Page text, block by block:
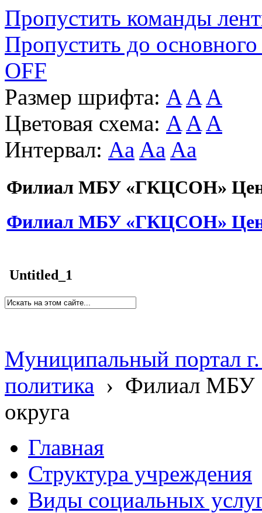
Пропустить команды
Пропустить до основного
OFF
Размер шрифта: A A A
Цветовая схема: A A A
Интервал: Aa Aa Aa
Филиал МБУ «ГКЦСОН»
Филиал МБУ «ГКЦСОН»
Untitled_1
Муниципальный портал
политика › Филиал МБУ
округа
Главная
Структура учреждения
Виды социальных